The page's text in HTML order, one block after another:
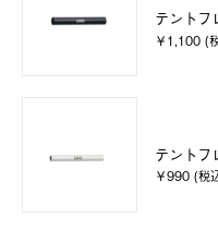
テントフ
￥1,100 (
テントフ
￥990 (税